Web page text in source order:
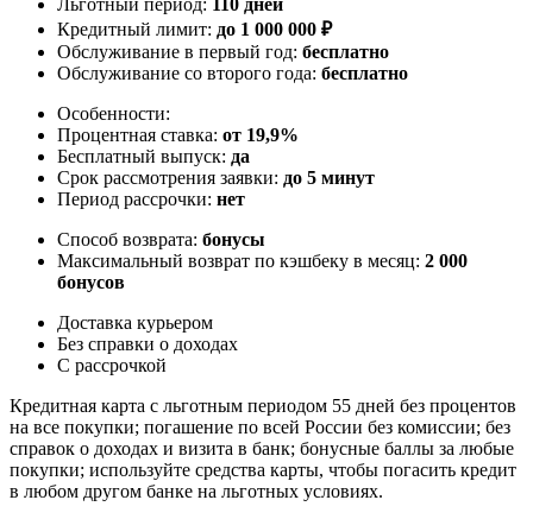
Кредитный лимит: до 1 000 000 ₽
Обслуживание в первый год: бесплатно
Обслуживание со второго года: бесплатно
Особенности:
Процентная ставка: от 19,9%
Бесплатный выпуск: да
Срок рассмотрения заявки: до 5 минут
Период рассрочки: нет
Способ возврата: бонусы
Максимальный возврат по кэшбеку в месяц: 2 000
бонусов
Доставка курьером
Без справки о доходах
С рассрочкой
Кредитная карта с льготным периодом 55 дней без процентов
на все покупки; погашение по всей России без комиссии; без
справок о доходах и визита в банк; бонусные баллы за любые
покупки; используйте средства карты, чтобы погасить кредит
в любом другом банке на льготных условиях.